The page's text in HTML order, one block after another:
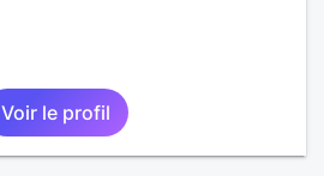
Voir le profil